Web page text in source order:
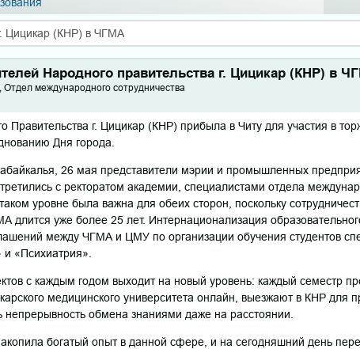
Цицикар (КНР) в ЧГМА
Народного правительства г. Цицикар (КНР) в
международного сотрудничества
Правительства г. Цицикар (КНР) прибыла в Читу для участия в
Дня города.
26 мая представители мэрии и промышленных
с ректоратом академии, специалистами отдела
уровне была важна для обеих сторон, поскольку
длится уже более 25 лет. Интернационализация
между ЧГМА и ЦМУ по организации обучения студентов
«Психиатрия».
с каждым годом выходит на новый уровень: каждый семестр
медицинского университета онлайн, выезжают в КНР для
обмена знаниями даже на расстоянии.
богатый опыт в данной сфере, и на сегодняшний день